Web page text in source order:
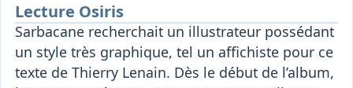
Lecture Osiris
Sarbacane recherchait un illustrateur possédant
un style très graphique, tel un affichiste pour ce
texte de Thierry Lenain. Dès le début de l’album,